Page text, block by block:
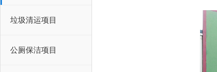
垃圾清运项目
公厕保洁项目